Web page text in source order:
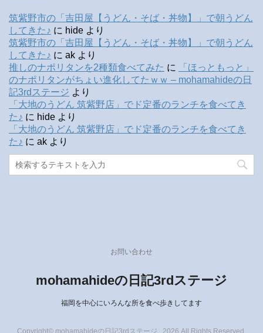
筑紫野市の「吉田屋【うどん・そば・丼物】」で朝うどん
してきた♪ に hide より
筑紫野市の「吉田屋【うどん・そば・丼物】」で朝うどん
してきた♪ に ak より
推しのナポリタンを2種類食べてみた に
「ほっともっと」
のナポリタンがちょい進化してたｗｗ – mohamahideの日
記3rdステージ より
「大地のうどん 筑紫野店」でド定番のランチを食べてき
た♪ に hide より
「大地のうどん 筑紫野店」でド定番のランチを食べてき
た♪ に ak より
お問い合わせ
mohamahideの日記3rdステージ
福岡を中心にいろんな所を食べ歩きしてます
Copyright© mohamahideの日記3rdステージ , 2026 All Rights Reserved.